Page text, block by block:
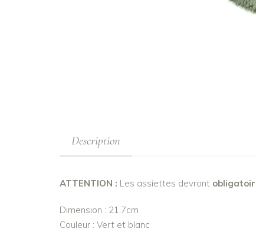
Description
ATTENTION : Les assiettes devront
Dimension : 21.7cm
Couleur : Vert et blanc